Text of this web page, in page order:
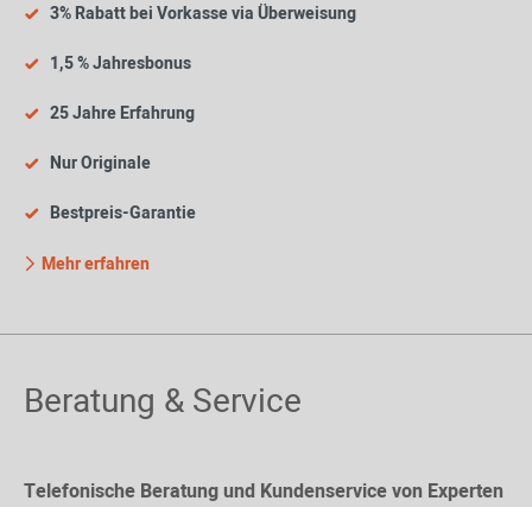
3% Rabatt bei Vorkasse via Überweisung
1,5 % Jahresbonus
25 Jahre Erfahrung
Nur Originale
Bestpreis-Garantie
Mehr erfahren
Beratung & Service
Telefonische Beratung und Kundenservice von Experten